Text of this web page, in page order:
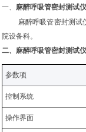
一、 麻醉呼吸管密封测试
麻醉呼吸管密封测试
院设备科。
二、 麻醉呼吸管密封测试仪
参数项
控制系统
操作界面